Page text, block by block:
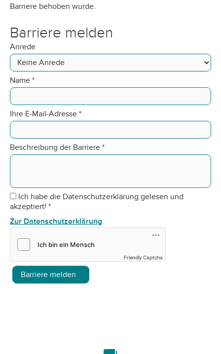
Barriere behoben wurde.
Barriere melden
Anrede
Name *
Ihre E-Mail-Adresse *
Beschreibung der Barriere *
Ich habe die Datenschutzerklärung gelesen und
akzeptiert! *
Zur Datenschutzerklärung
Friendly Captcha
Barriere melden